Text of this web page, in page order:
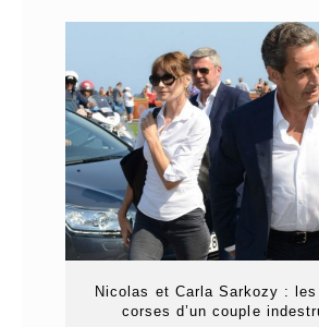
Nicolas et Carla Sarkozy :
corses d’un couple